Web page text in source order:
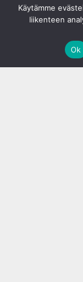
Käytämme
liikenteen
Ok